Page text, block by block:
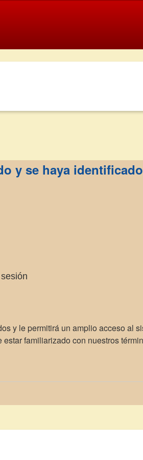
y se haya
y le permitirá un amplio acceso al
familiarizado con nuestros